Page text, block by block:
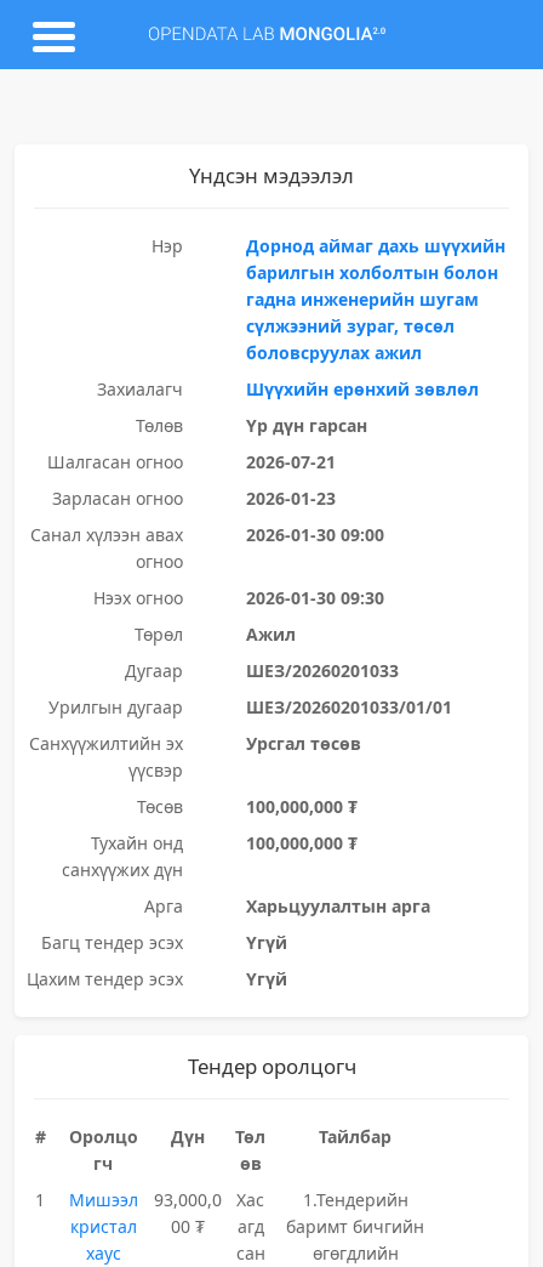
Үндсэн мэдээлэл
Нэр
Дорнод аймаг дахь шүүхийн
барилгын холболтын болон
гадна инженерийн шугам
сүлжээний зураг, төсөл
боловсруулах ажил
Захиалагч
Шүүхийн ерөнхий зөвлөл
Төлөв
Үр дүн гарсан
Шалгасан огноо
2026-07-21
Зарласан огноо
2026-01-23
Санал хүлээн авах
огноо
2026-01-30 09:00
Нээх огноо
2026-01-30 09:30
Төрөл
Ажил
Дугаар
ШЕЗ/20260201033
Урилгын дугаар
ШЕЗ/20260201033/01/01
Санхүүжилтийн эх
үүсвэр
Урсгал төсөв
Төсөв
100,000,000 ₮
Тухайн онд
санхүүжих дүн
100,000,000 ₮
Арга
Харьцуулалтын арга
Багц тендер эсэх
Үгүй
Цахим тендер эсэх
Үгүй
Тендер оролцогч
#
Оролцо
гч
Дүн
Төл
өв
Тайлбар
1
Мишээл
кристал
хаус
93,000,0
00 ₮
Хас
агд
сан
1.Тендерийн
баримт бичгийн
өгөгдлийн